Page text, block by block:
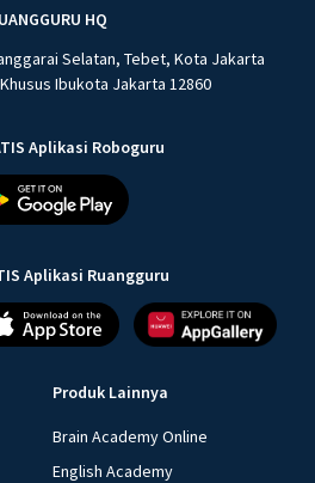
HQ
Selatan, Tebet, Kota Jakarta
Ibukota Jakarta 12860
Aplikasi Roboguru
Aplikasi Ruangguru
Produk Lainnya
Brain Academy Online
English Academy